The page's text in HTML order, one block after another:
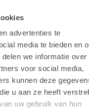
advertenties te
media te bieden en
we informatie over
voor social media,
kunnen deze
u aan ze heeft
uw gebruik van hun